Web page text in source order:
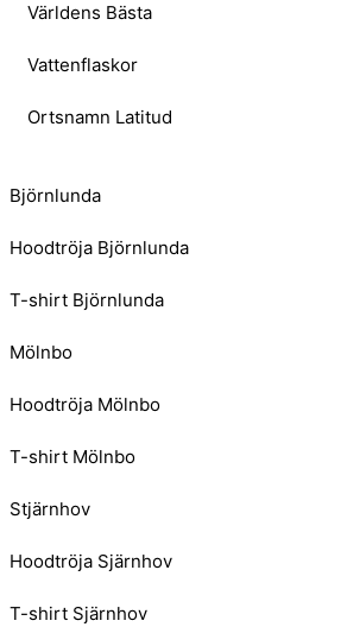
Världens Bästa
Vattenflaskor
Ortsnamn Latitud
Björnlunda
Hoodtröja Björnlunda
T-shirt Björnlunda
Mölnbo
Hoodtröja Mölnbo
T-shirt Mölnbo
Stjärnhov
Hoodtröja Sjärnhov
T-shirt Sjärnhov